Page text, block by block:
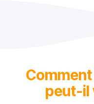
Comment
peut-il